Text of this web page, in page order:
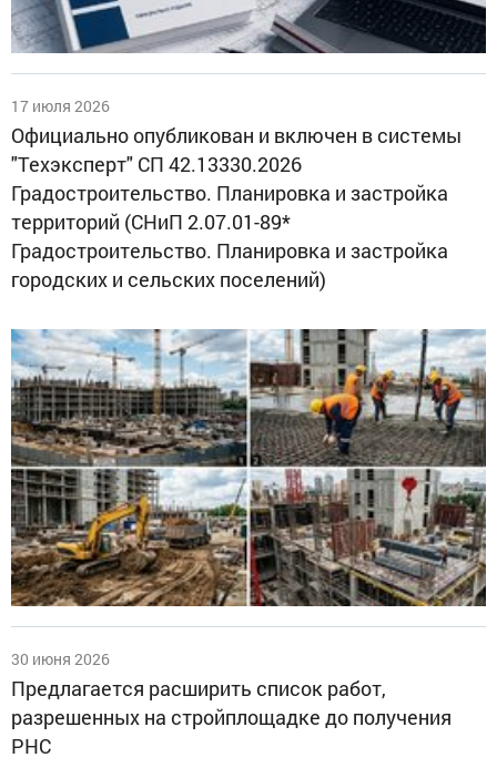
17 июля 2026
Официально опубликован и включен в системы
"Техэксперт" СП 42.13330.2026
Градостроительство. Планировка и застройка
территорий (СНиП 2.07.01-89*
Градостроительство. Планировка и застройка
городских и сельских поселений)
30 июня 2026
Предлагается расширить список работ,
разрешенных на стройплощадке до получения
РНС